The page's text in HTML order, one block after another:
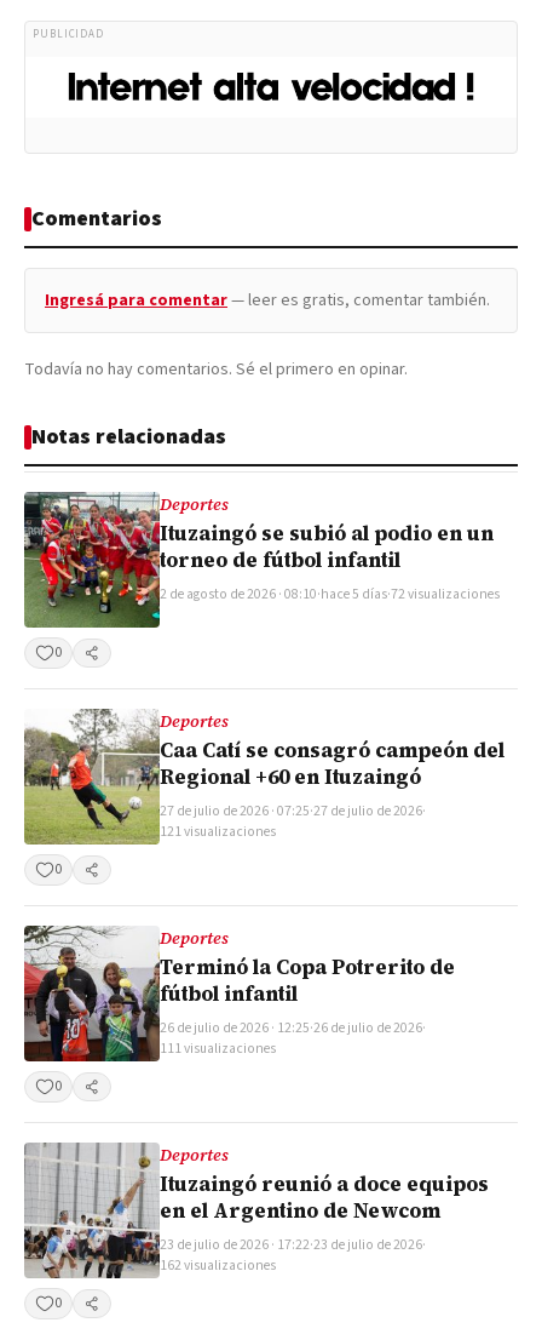
PUBLICIDAD
Comentarios
Ingresá para comentar— leer es gratis, comentar también.
Todavía no hay comentarios. Sé el primero en opinar.
Notas relacionadas
Deportes
Ituzaingó se subió al podio en un
torneo de fútbol infantil
2 de agosto de 2026 · 08:10·hace 5 días·72 visualizaciones
0 Compartir
Deportes
Caa Catí se consagró campeón del
Regional +60 en Ituzaingó
27 de julio de 2026 · 07:25·27 de julio de 2026·
121 visualizaciones
0
Compartir
Deportes
Terminó la Copa Potrerito de
fútbol infantil
26 de julio de 2026 · 12:25·26 de julio de 2026·
111 visualizaciones
0
Compartir
Deportes
Ituzaingó reunió a doce equipos
en el Argentino de Newcom
23 de julio de 2026 · 17:22·23 de julio de 2026·
162 visualizaciones
0
Compartir